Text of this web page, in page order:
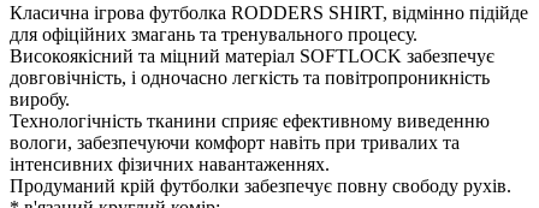
Класична ігрова футболка RODDERS SHIRT, відмінно підійде
для офіційних змагань та тренувального процесу.
Високоякісний та міцний матеріал SOFTLOCK забезпечує
довговічність, і одночасно легкість та повітропроникність
виробу.
Технологічність тканини сприяє ефективному виведенню
вологи, забезпечуючи комфорт навіть при тривалих та
інтенсивних фізичних навантаженнях.
Продуманий крій футболки забезпечує повну свободу рухів.